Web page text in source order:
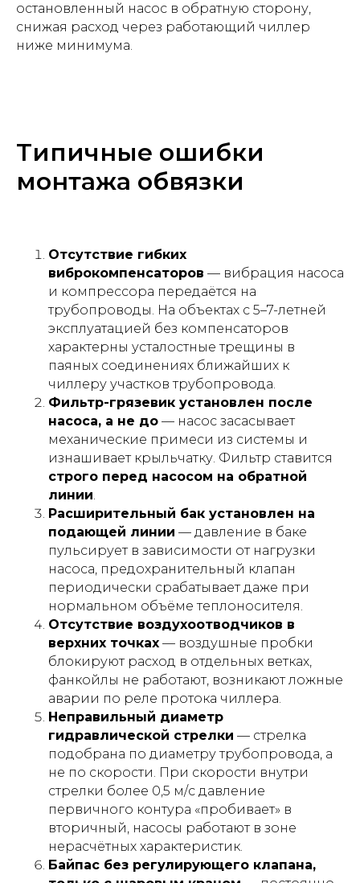
остановленный насос в обратную сторону,
снижая расход через работающий чиллер
ниже минимума.
Типичные ошибки
монтажа обвязки
Отсутствие гибких
виброкомпенсаторов — вибрация насоса
и компрессора передаётся на
трубопроводы. На объектах с 5–7-летней
эксплуатацией без компенсаторов
характерны усталостные трещины в
паяных соединениях ближайших к
чиллеру участков трубопровода.
Фильтр-грязевик установлен после
насоса, а не до — насос засасывает
механические примеси из системы и
изнашивает крыльчатку. Фильтр ставится
строго перед насосом на обратной
линии.
Расширительный бак установлен на
подающей линии — давление в баке
пульсирует в зависимости от нагрузки
насоса, предохранительный клапан
периодически срабатывает даже при
нормальном объёме теплоносителя.
Отсутствие воздухоотводчиков в
верхних точках — воздушные пробки
блокируют расход в отдельных ветках,
фанкойлы не работают, возникают ложные
аварии по реле протока чиллера.
Неправильный диаметр
гидравлической стрелки — стрелка
подобрана по диаметру трубопровода, а
не по скорости. При скорости внутри
стрелки более 0,5 м/с давление
первичного контура «пробивает» в
вторичный, насосы работают в зоне
нерасчётных характеристик.
Байпас без регулирующего клапана,